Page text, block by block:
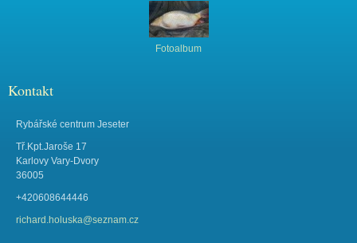
Fotoalbum
Kontakt
Rybářské centrum Jeseter
Tř.Kpt.Jaroše 17
Karlovy Vary-Dvory
36005
+420608644446
richard.holuska@seznam.cz